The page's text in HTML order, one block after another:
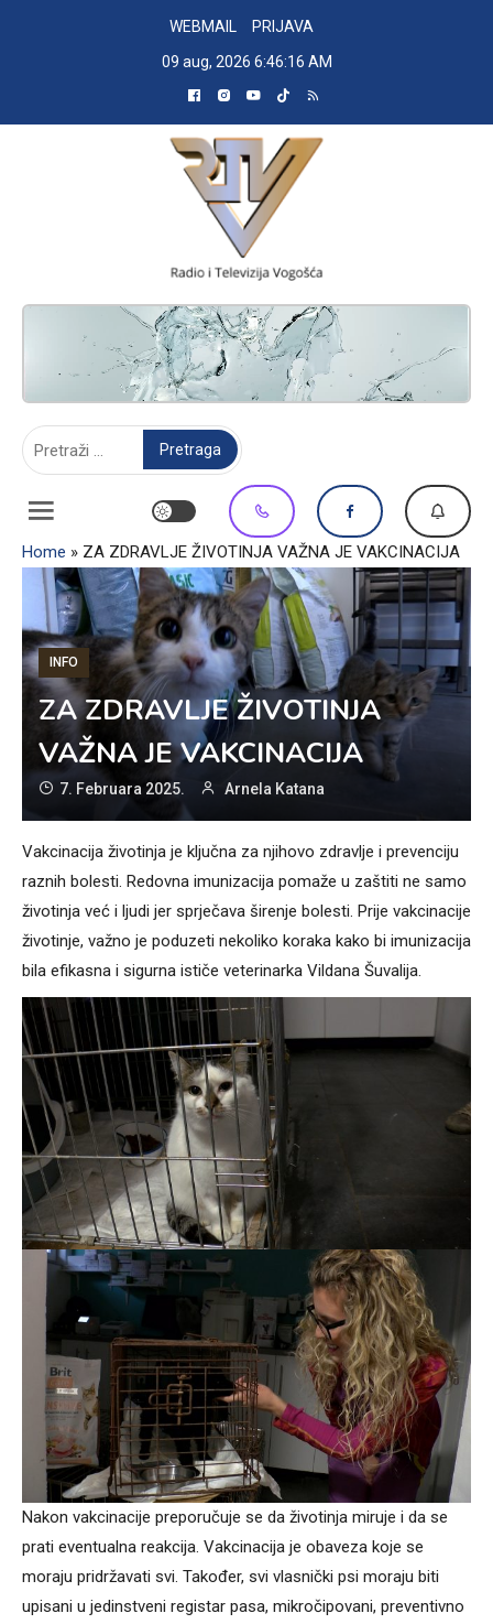
WEBMAIL
PRIJAVA
09 aug, 2026 6:46:17 AM
RADIO TELEVIZIJA VOGOŠĆA
Home » ZA ZDRAVLJE ŽIVOTINJA VAŽNA JE VAKCINACIJA
INFO
ZA ZDRAVLJE ŽIVOTINJA
VAŽNA JE VAKCINACIJA
7. Februara 2025. Arnela Katana
Vakcinacija životinja je ključna za njihovo zdravlje i prevenciju
raznih bolesti. Redovna imunizacija pomaže u zaštiti ne samo
životinja već i ljudi jer sprječava širenje bolesti. Prije vakcinacije
životinje, važno je poduzeti nekoliko koraka kako bi imunizacija
bila efikasna i sigurna ističe veterinarka Vildana Šuvalija.
Nakon vakcinacije preporučuje se da životinja miruje i da se
prati eventualna reakcija. Vakcinacija je obaveza koje se
moraju pridržavati svi. Također, svi vlasnički psi moraju biti
upisani u jedinstveni registar pasa, mikročipovani, preventivno